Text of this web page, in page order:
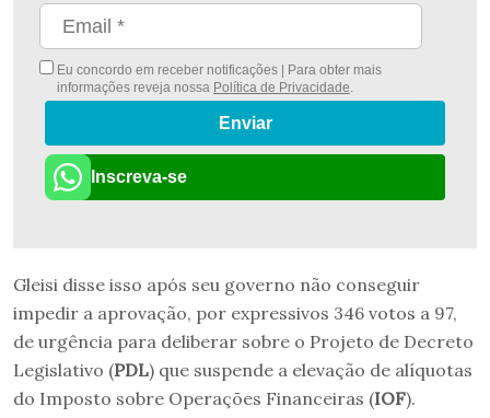
Eu concordo em receber notificações | Para obter mais
informações reveja nossa Política de Privacidade.
Enviar
Inscreva-se
Gleisi disse isso após seu governo não conseguir
impedir a aprovação, por expressivos 346 votos a 97,
de urgência para deliberar sobre o Projeto de Decreto
Legislativo (PDL) que suspende a elevação de alíquotas
do Imposto sobre Operações Financeiras (IOF).